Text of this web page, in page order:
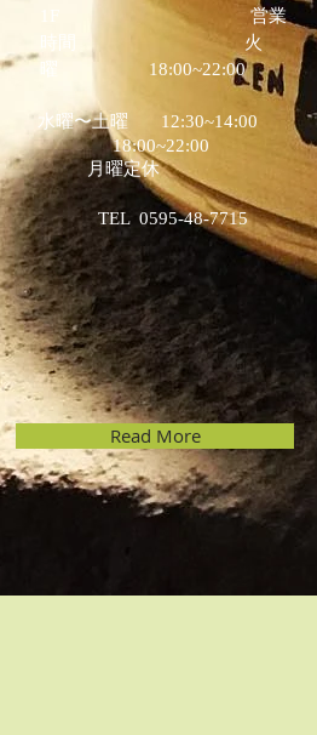
1F 営業
時間 火
曜 18:00~22:00
水曜〜土曜 12:30~14:00
18:00~22:00
月曜定休
TEL 0595-48-7715
Read More